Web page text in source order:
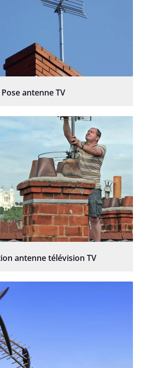
Pose antenne TV
antenne télévision TV